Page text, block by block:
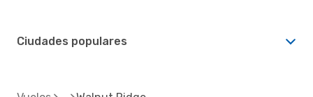
Ciudades populares